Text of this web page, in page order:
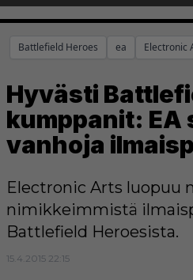
Battlefield Heroes ea Electronic
Hyvästi
kumppanit: EA
vanhoja
Electronic Arts luopuu
nimikkeimmistä
Battlefield Heroesista.
15.4.2015 22:15